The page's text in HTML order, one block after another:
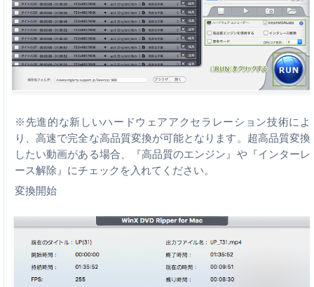
※先進的な新しいハードウェアアクセラレーション技術によ
り、高速で完全な高品質変換が可能となります。超高品質変換
したい動画がある場合、『高品質のエンジン』や『インターレ
ース解除』にチェックを入れてください。
変換開始